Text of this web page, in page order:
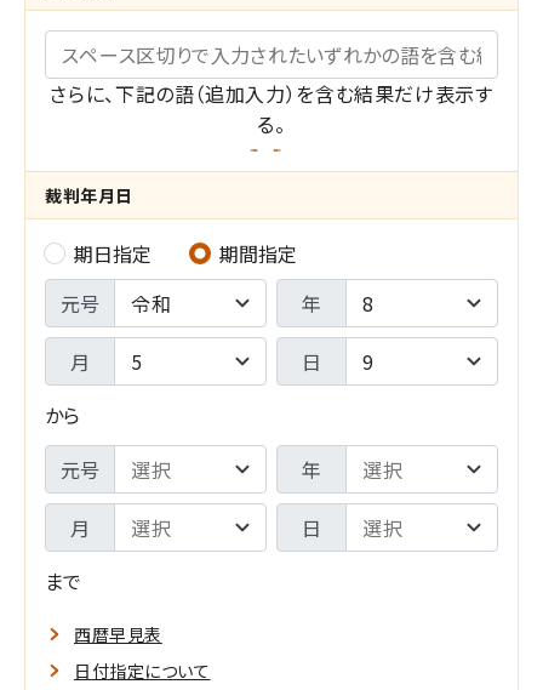
キーワード
さらに、下記の語（追加入力）を含む結果だけ表示す
る。
裁判年月日
裁
判
年
月
日
-
検
索
範
囲
期日指定 期間指定
期
間
F
R
O
元号
年
月
日
から
期
間
T
O
元号
年
月
日
まで
西暦早見表
日付指定について